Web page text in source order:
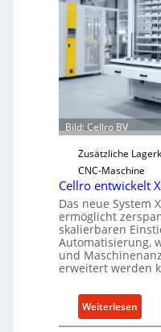
i
s
c
h
e
r
Ü
b
s
t
s
c
u
t
Bild: Cellro BV
Zusätzliche
CNC-Maschine
Cellro entwickelt
Das neue System
ermöglicht
skalierbaren
Automatisierung,
und
erweitert werden
Weiterlesen
C